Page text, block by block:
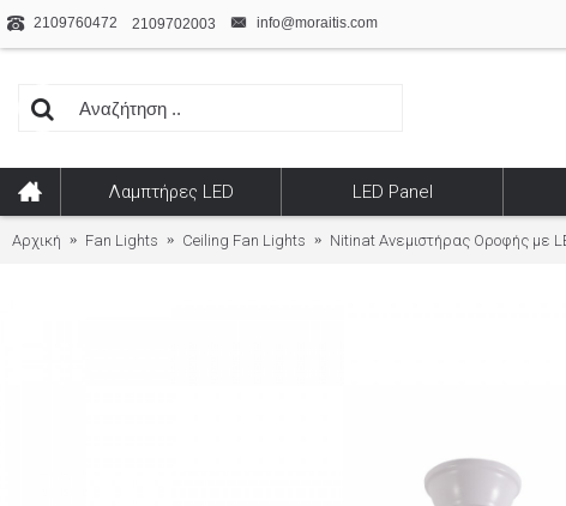
2109760472 2109702003 info@moraitis.com
Λαμπτήρες LED LED Panel
Αρχική Fan Lights Ceiling Fan Lights Nitinat Ανεμιστήρας Οροφής με